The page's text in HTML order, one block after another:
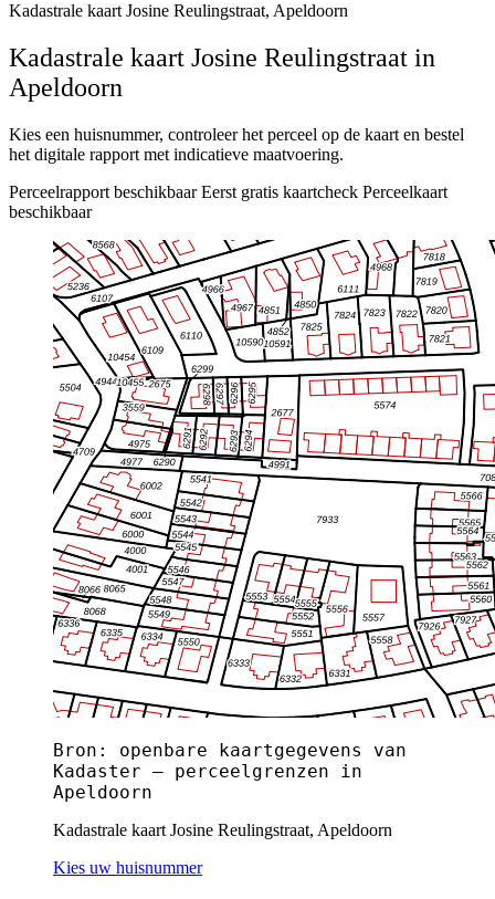
Kadastrale kaart Josine Reulingstraat, Apeldoorn
Kadastrale kaart Josine Reulingstraat in
Apeldoorn
Kies een huisnummer, controleer het perceel op de kaart en bestel
het digitale rapport met indicatieve maatvoering.
Perceelrapport beschikbaar Eerst gratis kaartcheck Perceelkaart
beschikbaar
Bron: openbare kaartgegevens van
Kadaster — perceelgrenzen in
Apeldoorn
Kadastrale kaart Josine Reulingstraat, Apeldoorn
Kies uw huisnummer